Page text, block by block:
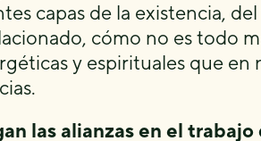
capas de la existencia,
cómo no es todo
y espirituales que
las alianzas en el trabajo